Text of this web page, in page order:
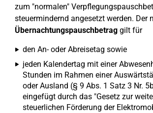
zum "normalen"
steuermindernd angesetzt werden. Der
Übernachtungspauschbetrag gilt für
den An- oder Abreisetag sowie
jeden Kalendertag mit einer
Stunden im Rahmen einer
oder Ausland (§ 9 Abs. 1 Satz 3 Nr.
eingefügt durch das "Gesetz zur
steuerlichen Förderung der